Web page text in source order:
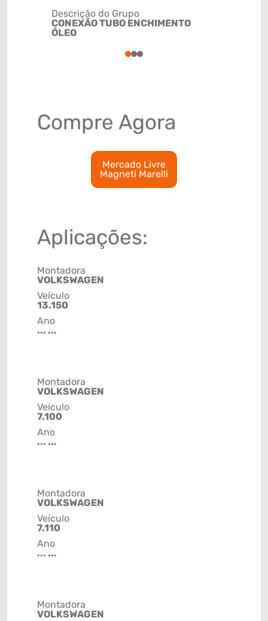
Descrição do Grupo
CONEXÃO TUBO ENCHIMENTO
ÓLEO
123
Compre Agora
Mercado Livre
Magneti Marelli
Aplicações:
Montadora
VOLKSWAGEN
Veículo
13.150
Ano
... ...
Montadora
VOLKSWAGEN
Veículo
7.100
Ano
... ...
Montadora
VOLKSWAGEN
Veículo
7.110
Ano
... ...
Montadora
VOLKSWAGEN